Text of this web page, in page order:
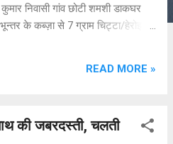
निवासी गांव छोटी शमशी डाकघर
के कब्ज़ा से 7 ग्राम चिट्टा/हेरोइन
पंजीकृत करके नियमानुसार कार्यवाही
READ MORE »
की जबरदस्ती, चलती